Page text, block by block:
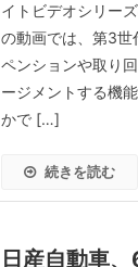
イトビデオシリー
の動画では、第3世
ペンションや取り
ージメントする機
かで […]
続きを読む
日産自動車